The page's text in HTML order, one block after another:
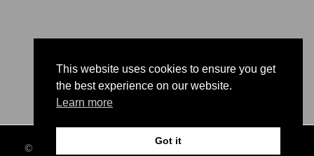
© 2026 Company. All rights reserved.
This website uses cookies to ensure you get
the best experience on our website.
Learn more
Got it